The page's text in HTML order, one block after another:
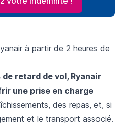
à partir de 2 heures de
retard de vol, Ryanair
une prise en charge
des repas, et, si
et le transport associé.